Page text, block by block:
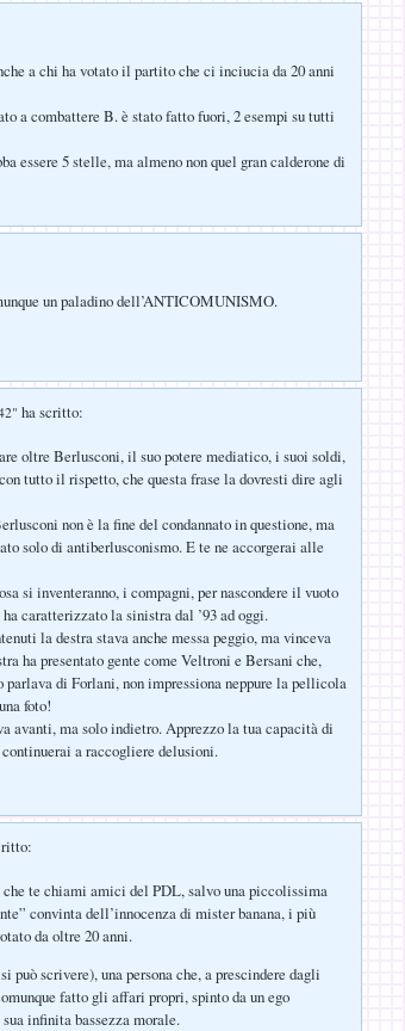
a chi ha votato il partito che ci inciucia da 20 anni
a combattere B. è stato fatto fuori, 2 esempi su tutti
essere 5 stelle, ma almeno non quel gran calderone di
un paladino dell’ANTICOMUNISMO.
ha scritto:
oltre Berlusconi, il suo potere mediatico, i suoi soldi,
tutto il rispetto, che questa frase la dovresti dire agli
non è la fine del condannato in questione, ma
solo di antiberlusconismo. E te ne accorgerai alle
si inventeranno, i compagni, per nascondere il vuoto
caratterizzato la sinistra dal ’93 ad oggi.
la destra stava anche messa peggio, ma vinceva
ha presentato gente come Veltroni e Bersani che,
parlava di Forlani, non impressiona neppure la pellicola
foto!
avanti, ma solo indietro. Apprezzo la tua capacità di
a raccogliere delusioni.
che te chiami amici del PDL, salvo una piccolissima
convinta dell’innocenza di mister banana, i più
da oltre 20 anni.
scrivere), una persona che, a prescindere dagli
fatto gli affari propri, spinto da un ego
infinita bassezza morale.